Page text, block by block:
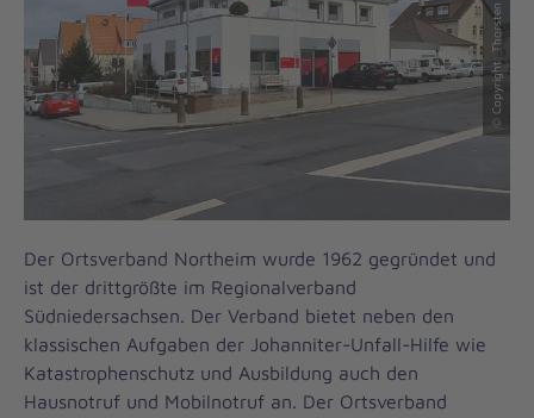
Der Ortsverband Northeim wurde 1962 gegründet und
ist der drittgrößte im Regionalverband
Südniedersachsen. Der Verband bietet neben den
klassischen Aufgaben der Johanniter-Unfall-Hilfe wie
Katastrophenschutz und Ausbildung auch den
Hausnotruf und Mobilnotruf an. Der Ortsverband